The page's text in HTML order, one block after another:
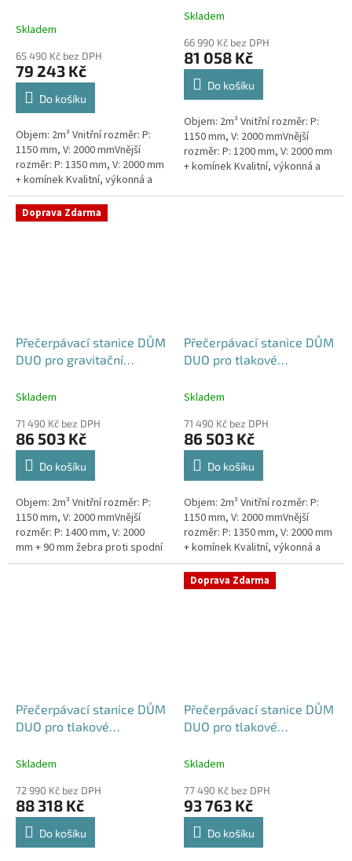
- nádrž 2m3
Skladem
65 490 Kč bez DPH
79 243 Kč
Do košíku
Objem: 2m³ Vnitřní rozměr: P:
1150 mm, V: 2000 mmVnější
rozměr: P: 1350 mm, V: 2000 mm
+ komínek Kvalitní, výkonná a
extrémně spolehlivá
přečerpávací stanice k
rodinným a...
kanalizace samonosná -
Průměrné
produktu
je
5,0
hvězdiček.
Skladem
66 990 Kč bez DPH
81 058 Kč
Do košíku
Objem: 2m³ Vnitřní rozměr: P:
1150 mm, V: 2000 mmVnější
rozměr: P: 1200 mm, V: 2000 mm
+ komínek Kvalitní, výkonná a
přečerpávací stanice k
Doprava Zdarma
Přečerpávací stanice DŮM
DUO pro gravitační
nádrž 2m3
Skladem
71 490 Kč bez DPH
86 503 Kč
Do košíku
Objem: 2m³ Vnitřní rozměr: P:
1150 mm, V: 2000 mmVnější
rozměr: P: 1400 mm, V: 2000
mm + 90 mm žebra proti spodní
vodě + komínek Kvalitní,
Přečerpávací stanice DŮM
DUO pro tlakové
- nádrž 2m3
Skladem
71 490 Kč bez DPH
86 503 Kč
Do košíku
Objem: 2m³ Vnitřní rozměr: P:
1150 mm, V: 2000 mmVnější
rozměr: P: 1350 mm, V: 2000 mm
+ komínek Kvalitní, výkonná a
extrémně spolehlivá
přečerpávací stanice k
rodinným a...
Přečerpávací stanice DŮM
DUO pro tlakové
nádrž 2m3
Skladem
72 990 Kč bez DPH
88 318 Kč
Do košíku
Doprava Zdarma
Přečerpávací stanice DŮM
DUO pro tlakové
nádrž 2m3
Skladem
77 490 Kč bez DPH
93 763 Kč
Do košíku